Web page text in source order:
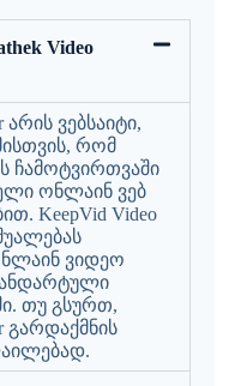
Video
არის ვებსაიტი,
რომ
ჩამოტვირთვაში
ონლაინ ვებ
KeepVid Video
ვიდეო
თუ გსურთ,
გარდაქმნის